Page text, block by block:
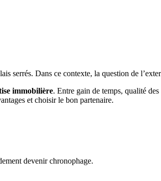
serrés. Dans ce contexte, la question de
immobilière. Entre gain de temps, qualité
et choisir le bon partenaire.
devenir chronophage.